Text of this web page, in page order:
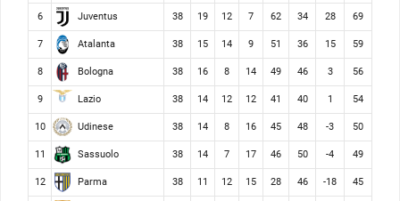
6 Juventus 38 19 12 7 62 34 28 69
7 Atalanta 38 15 14 9 51 36 15 59
8 Bologna 38 16 8 14 49 46 3 56
9 Lazio 38 14 12 12 41 40 1 54
10 Udinese 38 14 8 16 45 48 -3 50
11 Sassuolo 38 14 7 17 46 50 -4 49
12 Parma 38 11 12 15 28 46 -18 45